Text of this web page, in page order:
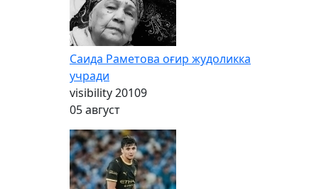
Саида Раметова оғир жудоликка
учради
visibility20109
05 август